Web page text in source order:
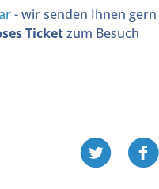
- wir senden Ihnen gern
Ticketzum Besuch